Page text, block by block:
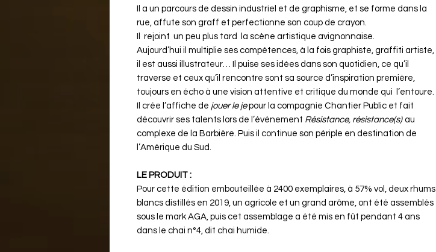
Il a un parcours de dessin industriel et de graphisme, et se forme dans la
rue, affute son graff et perfectionne son coup de crayon.
Il rejoint un peu plus tard la scène artistique avignonnaise.
Aujourd’hui il multiplie ses compétences, à la fois graphiste, graffiti artiste,
il est aussi illustrateur… Il puise ses idées dans son quotidien, ce qu’il
traverse et ceux qu’il rencontre sont sa source d’inspiration première,
toujours en écho à une vision attentive et critique du monde qui l’entoure.
Il crée l’affiche de jouer le jepour la compagnie Chantier Public et fait
découvrir ses talents lors de l’événement Résistance, résistance(s) au
complexe de la Barbière. Puis il continue son périple en destination de
l’Amérique du Sud.
LE PRODUIT :
Pour cette édition embouteillée à 2400 exemplaires, à 57% vol, deux rhums
blancs distillés en 2019, un agricole et un grand arôme, ont été assemblés
sous le mark AGA, puis cet assemblage a été mis en fût pendant 4 ans
dans le chai n°4, dit chai humide.